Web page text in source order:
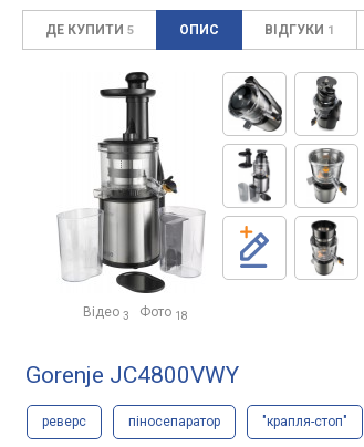
ДЕ КУПИТИ 5 ОПИС ВІДГУКИ 1
Відео 3 Фото 18
Gorenje JC4800VWY
реверс піносепаратор "крапля-стоп"